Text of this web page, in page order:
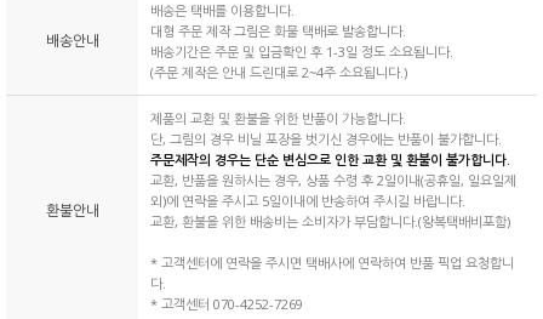
배송안내
배송은 택배를 이용합니다.
대형 주문 제작 그림은 화물 택배로 발송합니다.
배송기간은 주문 및 입금확인 후 1-3일 정도 소요됩니다.
(주문 제작은 안내 드린대로 2~4주 소요됩니다.)
환불안내
제품의 교환 및 환불을 위한 반품이 가능합니다.
단, 그림의 경우 비닐 포장을 벗기신 경우에는 반품이 불가합니다.
주문제작의 경우는 단순 변심으로 인한 교환 및 환불이 불가합니다.
교환, 반품을 원하시는 경우, 상품 수령 후 2일이내(공휴일, 일요일제
외)에 연락을 주시고 5일이내에 반송하여 주시길 바랍니다.
교환, 환불을 위한 배송비는 소비자가 부담합니다.(왕복택배비포함)
* 고객센터에 연락을 주시면 택배사에 연락하여 반품 픽업 요청합니
다.
* 고객센터 070-4252-7269